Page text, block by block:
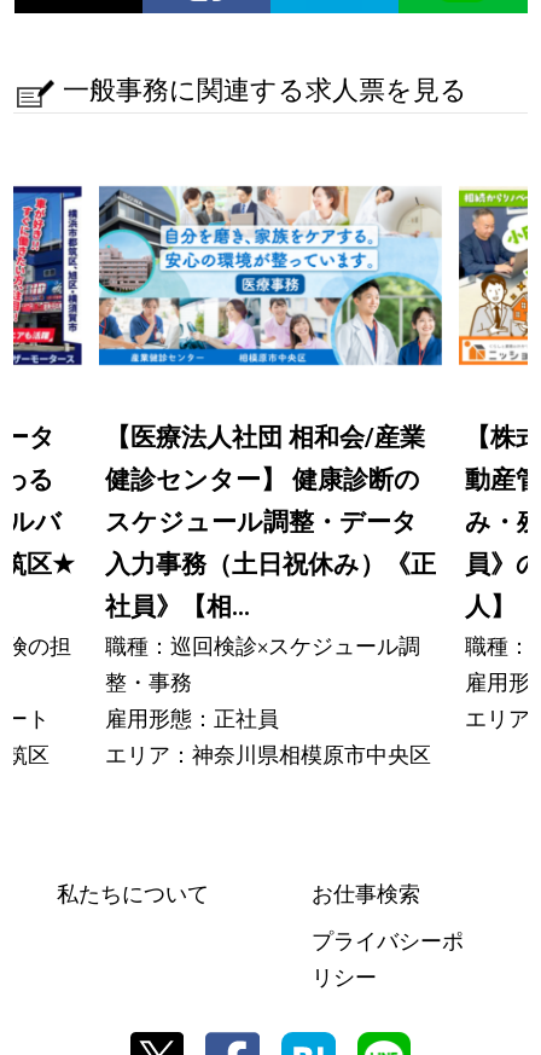
一般事務に関連する求人票を見る
タ
る
ルバ
区★
の担
ト
筑区
【医療法人社団 相和会/産業
健診センター】 健康診断の
スケジュール調整・データ
入力事務（土日祝休み）《正
社員》【相...
職種：巡回検診×スケジュール調
整・事務
雇用形態：正社員
エリア：神奈川県相模原市中央区
【株
動産
み・
員》
人】
職種：
雇用形
エリア
私たちについて
お仕事検索
プライバシーポ
リシー